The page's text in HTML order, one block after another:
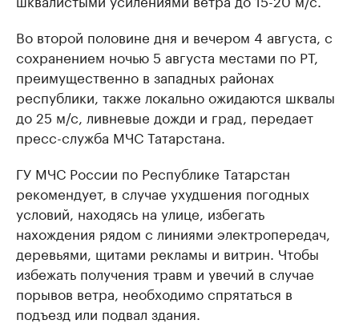
Во второй половине дня и вечером 4 августа, с
сохранением ночью 5 августа местами по РТ,
преимущественно в западных районах
республики, также локально ожидаются шквалы
до 25 м/с, ливневые дожди и град, передает
пресс-служба МЧС Татарстана.
ГУ МЧС России по Республике Татарстан
рекомендует, в случае ухудшения погодных
условий, находясь на улице, избегать
нахождения рядом с линиями электропередач,
деревьями, щитами рекламы и витрин. Чтобы
избежать получения травм и увечий в случае
порывов ветра, необходимо спрятаться в
подъезд или подвал здания.